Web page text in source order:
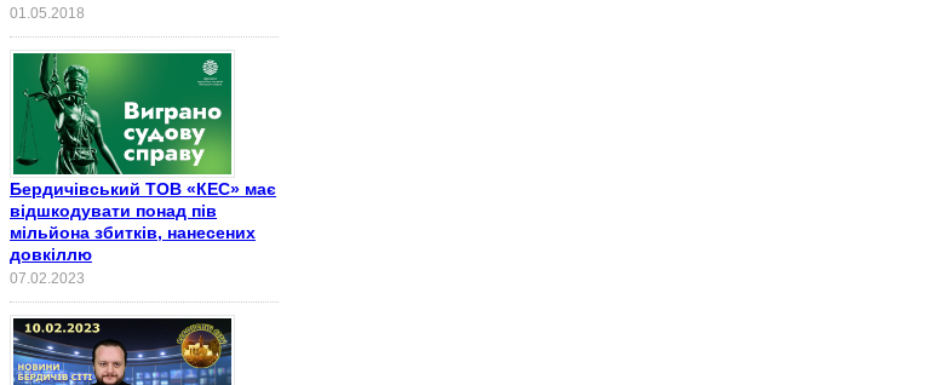
01.05.2018
Бердичівський ТОВ «КЕС» має
відшкодувати понад пів
мільйона збитків, нанесених
довкіллю
07.02.2023